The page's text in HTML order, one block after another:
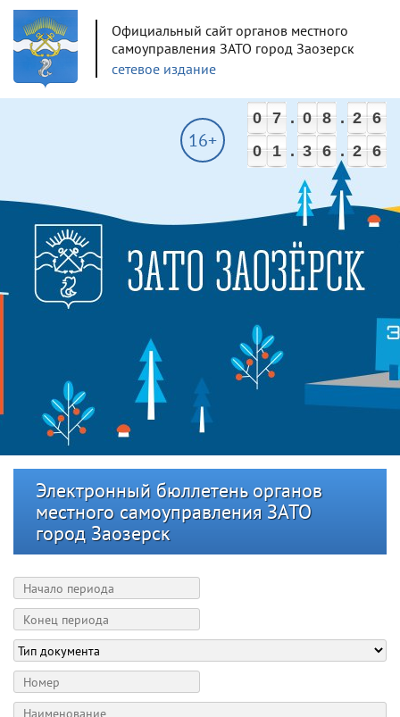
Официальный сайт органов местного
самоуправления ЗАТО город Заозерск
сетевое издание
0 7 . 0 8 . 2 6
0
1 . 3 6 . 2 6
16+
Электронный бюллетень органов
местного самоуправления ЗАТО
город Заозерск